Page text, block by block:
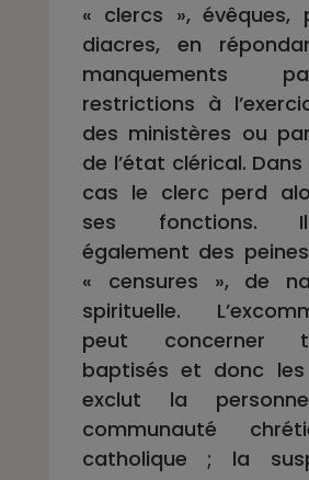
« clercs », évêques,
diacres, en
manquements
restrictions à
des ministères ou
de l’état clérical.
cas le clerc perd
ses fonctions.
également des
« censures », de
spirituelle.
peut concerner
baptisés et donc
exclut la
communauté
catholique ; la